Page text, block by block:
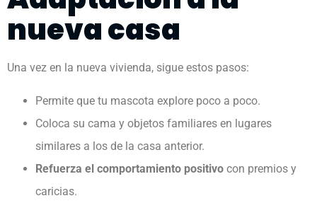
nueva casa
Una vez en la nueva vivienda, sigue estos pasos:
Permite que tu mascota explore poco a poco.
Coloca su cama y objetos familiares en lugares
similares a los de la casa anterior.
Refuerza el comportamiento positivo con premios y
caricias.